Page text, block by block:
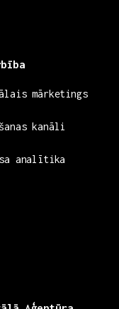
mārketings
kanāli
analītika